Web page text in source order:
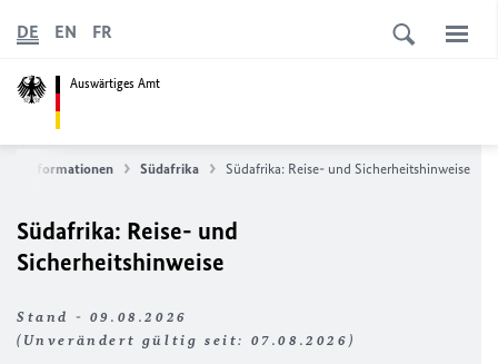
Auswärtiges Amt
DE EN FR
Südafrika Südafrika: Reise- und Sicherheitshinweise
Südafrika: Reise- und
Sicherheitshinweise
Stand - 09.08.2026
(Unverändert gültig seit: 07.08.2026)